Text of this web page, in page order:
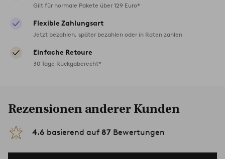
Gilt für normale Pakete über 129 Euro*
Flexible Zahlungsart
Jetzt bezahlen, später bezahlen oder in Raten zahlen
Einfache Retoure
30 Tage Rückgaberecht*
Rezensionen anderer Kunden
4.6 basierend auf 87 Bewertungen